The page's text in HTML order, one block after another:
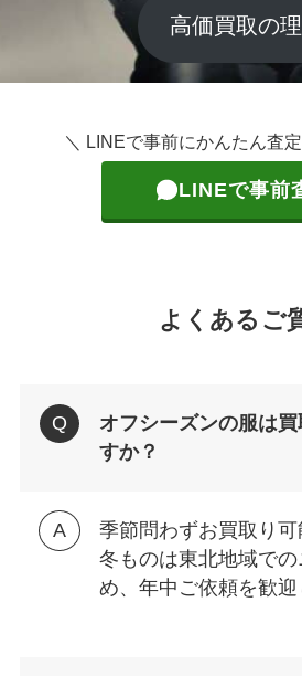
高価買取の
＼ LINEで事前にかんたん査
LINEで事前
よくあるご
オフシーズンの服は
すか？
季節問わずお買取り
冬ものは東北地域で
め、年中ご依頼を歓迎